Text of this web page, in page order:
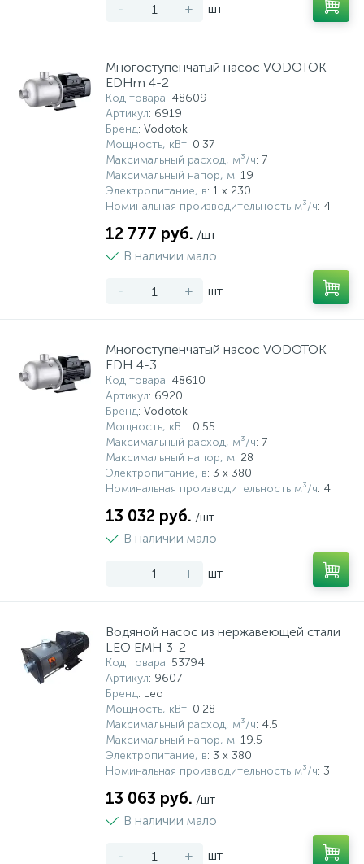
- + шт
Многоступенчатый насос VODOTOK
EDHm 4-2
Код товара: 48609
Артикул: 6919
Бренд: Vodotok
Мощность, кВт: 0.37
Максимальный расход, м³/ч: 7
Максимальный напор, м: 19
Электропитание, в: 1 x 230
Номинальная производительность м³/ч: 4
12 777 руб. /шт
В наличии мало
- + шт
Многоступенчатый насос VODOTOK
EDH 4-3
Код товара: 48610
Артикул: 6920
Бренд: Vodotok
Мощность, кВт: 0.55
Максимальный расход, м³/ч: 7
Максимальный напор, м: 28
Электропитание, в: 3 х 380
Номинальная производительность м³/ч: 4
13 032 руб. /шт
В наличии мало
- + шт
Водяной насос из нержавеющей стали
LEO EMH 3-2
Код товара: 53794
Артикул: 9607
Бренд: Leo
Мощность, кВт: 0.28
Максимальный расход, м³/ч: 4.5
Максимальный напор, м: 19.5
Электропитание, в: 3 х 380
Номинальная производительность м³/ч: 3
13 063 руб. /шт
В наличии мало
- + шт